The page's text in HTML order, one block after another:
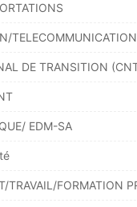
TELECOMMUNICATION
DE TRANSITION
EDM-SA
TRAVAIL/FORMATION